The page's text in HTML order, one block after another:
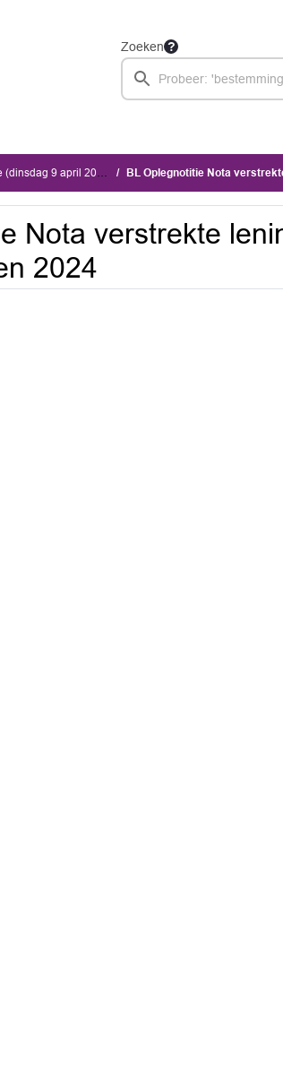
Zoeken
9 april 2024) BL Oplegnotitie Nota verstrekte
Nota verstrekte
2024